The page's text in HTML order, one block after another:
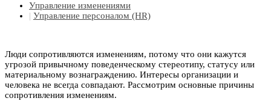
Управление изменениями
| Управление персоналом (HR)
Люди сопротивляются изменениям, потому что они кажутся
угрозой привычному поведенческому стереотипу, статусу или
материальному вознаграждению. Интересы организации и
человека не всегда совпадают. Рассмотрим основные причины
сопротивления изменениям.